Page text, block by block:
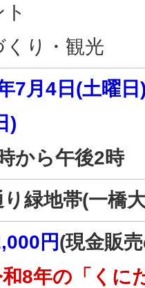
くり・観光
7月4日(土曜
)
から午後2時
り緑地帯(一橋
円(現金販
8年の「くに